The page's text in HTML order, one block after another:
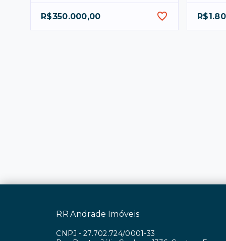
R$350.000,00
RR Andrade Imóveis
CNPJ - 27.702.724/0001-33